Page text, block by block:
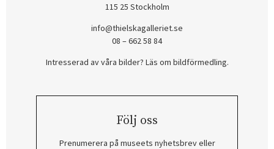
115 25 Stockholm
info@thielskagalleriet.se
08 – 662 58 84
Intresserad av våra bilder? Läs om bildförmedling.
Följ oss
Prenumerera på museets nyhetsbrev eller